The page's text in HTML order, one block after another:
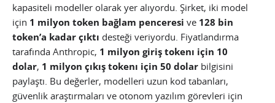
kapasiteli modeller olarak yer alıyordu. Şirket, iki model
için 1 milyon token bağlam penceresi ve 128 bin
token’a kadar çıktı desteği veriyordu. Fiyatlandırma
tarafında Anthropic, 1 milyon giriş tokenı için 10
dolar, 1 milyon çıkış tokenı için 50 dolar bilgisini
paylaştı. Bu değerler, modelleri uzun kod tabanları,
güvenlik araştırmaları ve otonom yazılım görevleri için